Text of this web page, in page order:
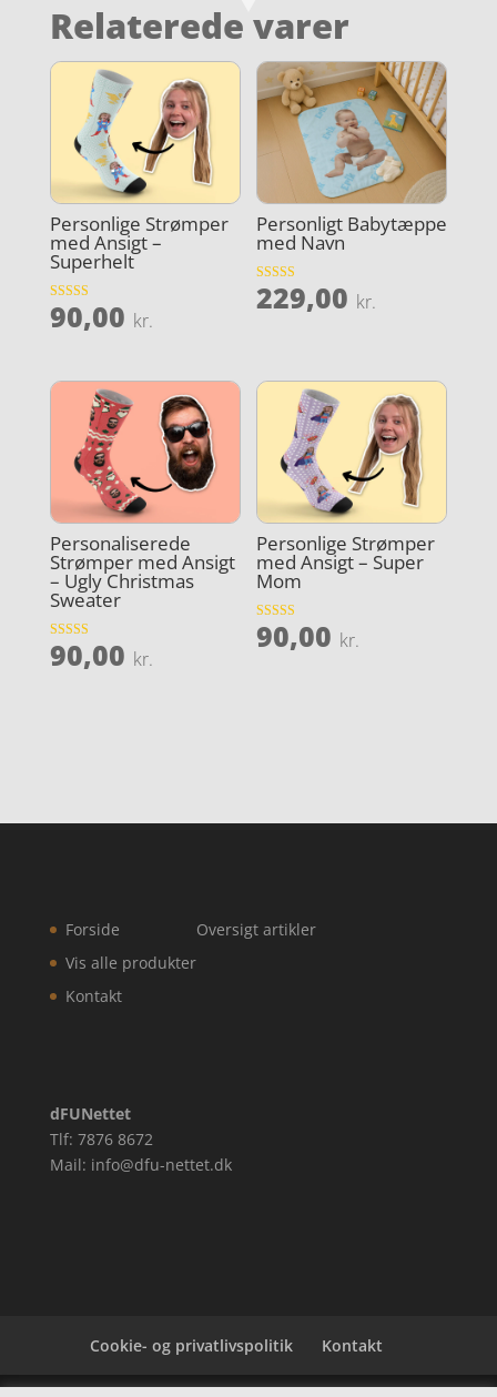
Relaterede varer
Personlige Strømper
med Ansigt –
Superhelt
Vurderet
3.6
90,00 kr.
Personligt Babytæppe
med Navn
Vurderet
5
229,00 kr.
Personaliserede
Strømper med Ansigt
– Ugly Christmas
Sweater
Vurderet
4.5
90,00 kr.
Personlige Strømper
med Ansigt – Super
Mom
Vurderet
4.4
90,00 kr.
Forside
Vis alle produkter
Kontakt
Oversigt artikler
dFUNettet
Tlf: 7876 8672
Mail: info@dfu-nettet.dk
Cookie- og privatlivspolitik Kontakt